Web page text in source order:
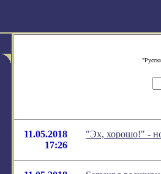
11.05.2018
17:26
"Эх, хорошо!" -